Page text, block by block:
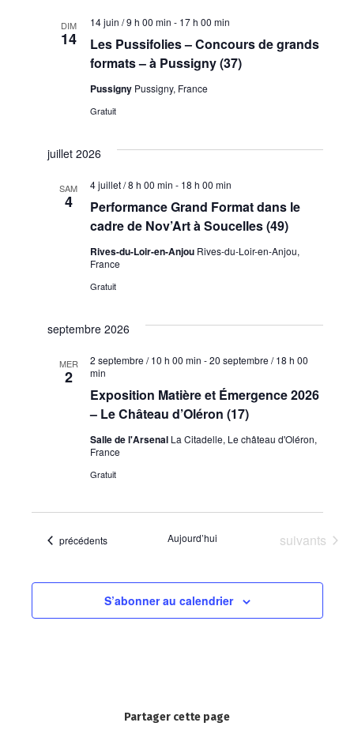
DIM
14
Les Pussifolies – Concours de grands
formats – à Pussigny (37)
14 juin / 9 h 00 min - 17 h 00 min
Pussigny Pussigny, France
Gratuit
juillet 2026
SAM
4
Performance Grand Format dans le
cadre de Nov’Art à Soucelles (49)
4 juillet / 8 h 00 min - 18 h 00 min
Rives-du-Loir-en-Anjou Rives-du-Loir-en-Anjou,
France
Gratuit
septembre 2026
MER
2
Exposition Matière et Émergence 2026
– Le Château d’Oléron (17)
2 septembre / 10 h 00 min -20 septembre / 18 h 00
min
Salle de l'Arsenal La Citadelle, Le château d'Oléron,
France
Gratuit
Évènements
précédents Aujourd’hui Évènements
suivants
S’abonner au calendrier
Partager cette page